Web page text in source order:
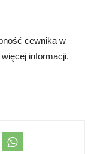
cewnika w
informacji.